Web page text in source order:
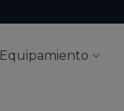
Equipamiento